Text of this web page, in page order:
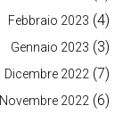
Febbraio 2023 (4)
Gennaio 2023 (3)
Dicembre 2022 (7)
Novembre 2022 (6)